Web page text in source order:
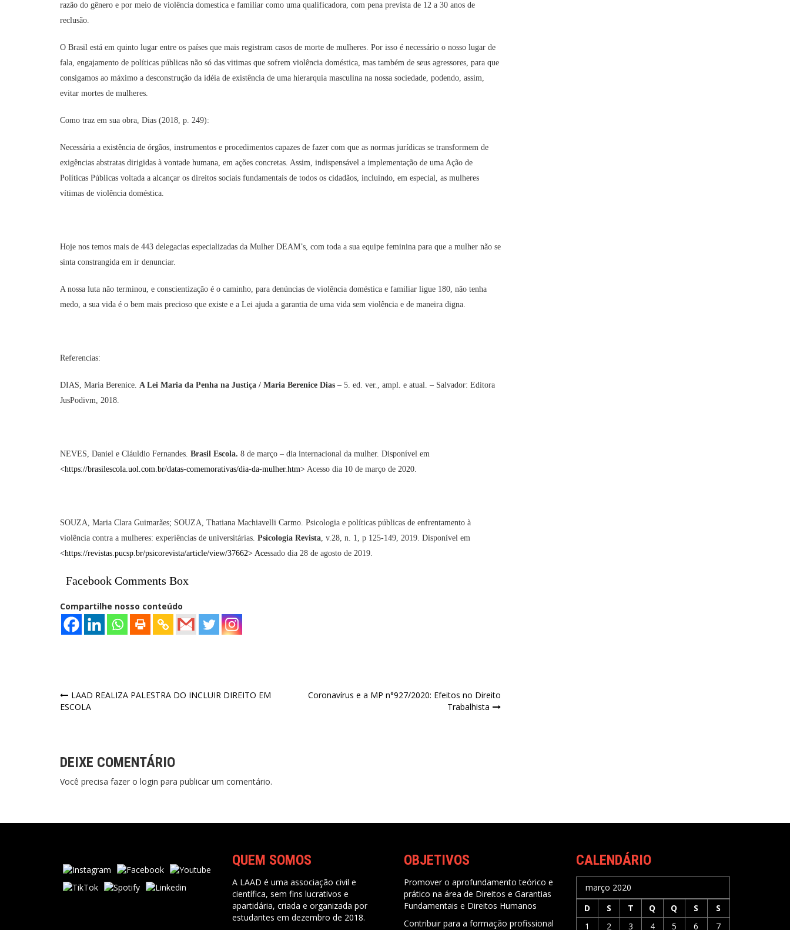
razão do gênero e por meio de violência domestica e familiar como uma qualificadora, com pena prevista de 12 a 30 anos de
reclusão.
O Brasil está em quinto lugar entre os países que mais registram casos de morte de mulheres. Por isso é necessário o nosso lugar de
fala, engajamento de políticas públicas não só das vitimas que sofrem violência doméstica, mas também de seus agressores, para que
consigamos ao máximo a desconstrução da idéia de existência de uma hierarquia masculina na nossa sociedade, podendo, assim,
evitar mortes de mulheres.
Como traz em sua obra, Dias (2018, p. 249):
Necessária a existência de órgãos, instrumentos e procedimentos capazes de fazer com que as normas jurídicas se transformem de
exigências abstratas dirigidas à vontade humana, em ações concretas. Assim, indispensável a implementação de uma Ação de
Políticas Públicas voltada a alcançar os direitos sociais fundamentais de todos os cidadãos, incluindo, em especial, as mulheres
vítimas de violência doméstica.
Hoje nos temos mais de 443 delegacias especializadas da Mulher DEAM’s, com toda a sua equipe feminina para que a mulher não se
sinta constrangida em ir denunciar.
A nossa luta não terminou, e conscientização é o caminho, para denúncias de violência doméstica e familiar ligue 180, não tenha
medo, a sua vida é o bem mais precioso que existe e a Lei ajuda a garantia de uma vida sem violência e de maneira digna.
Referencias:
DIAS, Maria Berenice. A Lei Maria da Penha na Justiça / Maria Berenice Dias – 5. ed. ver., ampl. e atual. – Salvador: Editora
JusPodivm, 2018.
NEVES, Daniel e Cláuldio Fernandes. Brasil Escola. 8 de março – dia internacional da mulher. Disponível em
<https://brasilescola.uol.com.br/datas-comemorativas/dia-da-mulher.htm> Acesso dia 10 de março de 2020.
SOUZA, Maria Clara Guimarães; SOUZA, Thatiana Machiavelli Carmo. Psicologia e políticas públicas de enfrentamento à
violência contra a mulheres: experiências de universitárias. Psicologia Revista, v.28, n. 1, p 125-149, 2019. Disponível em
<https://revistas.pucsp.br/psicorevista/article/view/37662> Acessado dia 28 de agosto de 2019.
Facebook Comments Box
Compartilhe nosso conteúdo
Navegação
LAAD REALIZA PALESTRA DO INCLUIR DIREITO EM
ESCOLA
Coronavírus e a MP n°927/2020: Efeitos no Direito
Trabalhista
DEIXE COMENTÁRIO
Você precisa fazer o login para publicar um comentário.
QUEM SOMOS
A LAAD é uma associação civil e
científica, sem fins lucrativos e
apartidária, criada e organizada por
estudantes em dezembro de 2018.
OBJETIVOS
Promover o aprofundamento teórico e
prático na área de Direitos e Garantias
Fundamentais e Direitos Humanos
Contribuir para a formação profissional
CALENDÁRIO
março 2020
D
S T Q Q S
S
1
2 3 4 5 6 7